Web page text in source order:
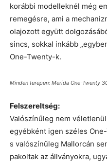
korábbi modelleknél még
remegésre, ami a
olajozott együtt
sincs, sokkal inkább
One-Twenty-k.
Minden terepen: Merida One-Twenty
Felszereltség:
Valószínűleg nem
egyébként igen széles
s valószínűleg Mallorcán
pakoltak az állványokra,